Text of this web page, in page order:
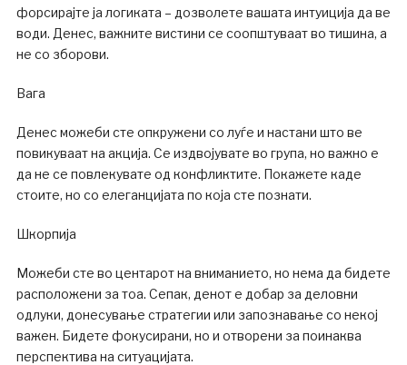
форсирајте ја логиката – дозволете вашата интуиција да ве
води. Денес, важните вистини се соопштуваат во тишина, а
не со зборови.
Вага
Денес можеби сте опкружени со луѓе и настани што ве
повикуваат на акција. Се издвојувате во група, но важно е
да не се повлекувате од конфликтите. Покажете каде
стоите, но со елеганцијата по која сте познати.
Шкорпија
Можеби сте во центарот на вниманието, но нема да бидете
расположени за тоа. Сепак, денот е добар за деловни
одлуки, донесување стратегии или запознавање со некој
важен. Бидете фокусирани, но и отворени за поинаква
перспектива на ситуацијата.